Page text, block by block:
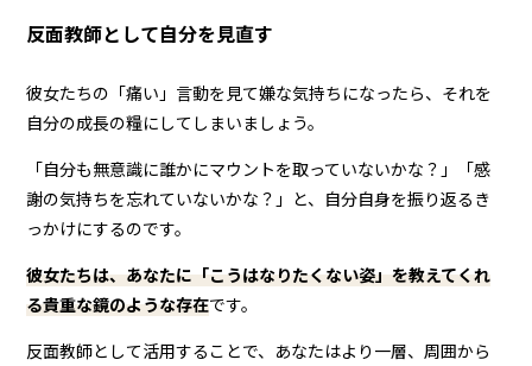
反面教師として自分を見直す
彼女たちの「痛い」言動を見て嫌な気持ちになったら、それを
自分の成長の糧にしてしまいましょう。
「自分も無意識に誰かにマウントを取っていないかな？」「感
謝の気持ちを忘れていないかな？」と、自分自身を振り返るき
っかけにするのです。
彼女たちは、あなたに「こうはなりたくない姿」を教えてくれ
る貴重な鏡のような存在です。
反面教師として活用することで、あなたはより一層、周囲から